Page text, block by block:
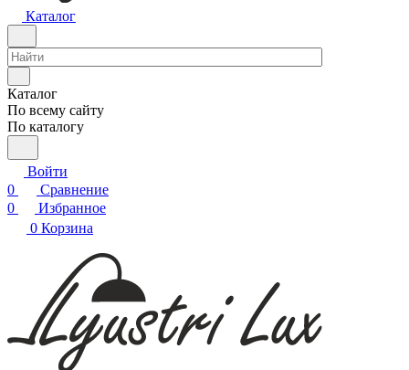
Каталог
Каталог
По всему сайту
По каталогу
Войти
0
Сравнение
0
Избранное
0 Корзина